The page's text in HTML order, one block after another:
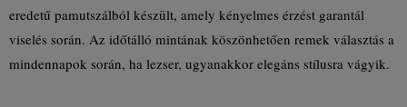
eredetű pamutszálból készült, amely kényelmes érzést garantál
viselés során. Az időtálló mintának köszönhetően remek választás a
mindennapok során, ha lezser, ugyanakkor elegáns stílusra vágyik.